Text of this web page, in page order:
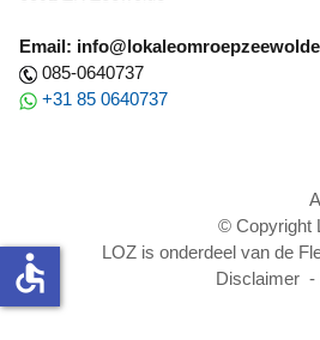
Email:
085-0640737
+31 85 0640737
© Copyright
LOZ is onderdeel van de
Disclaimer -
accessible